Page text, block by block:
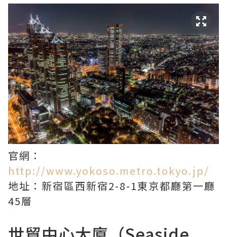
官網：
http://www.yokoso.metro.tokyo.jp/
地址：新宿區西新宿2-8-1東京都廳第一廳
45層